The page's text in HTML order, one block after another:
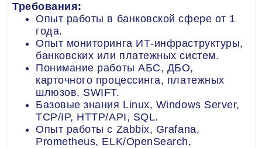
Требования:
Опыт работы в банковской сфере от 1
года.
Опыт мониторинга ИТ-инфраструктуры,
банковских или платежных систем.
Понимание работы АБС, ДБО,
карточного процессинга, платежных
шлюзов, SWIFT.
Базовые знания Linux, Windows Server,
TCP/IP, HTTP/API, SQL.
Опыт работы с Zabbix, Grafana,
Prometheus, ELK/OpenSearch,